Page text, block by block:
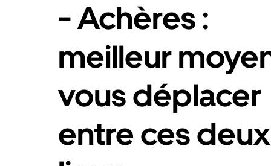
- Achères :
meilleur
vous déplacer
entre ces deux